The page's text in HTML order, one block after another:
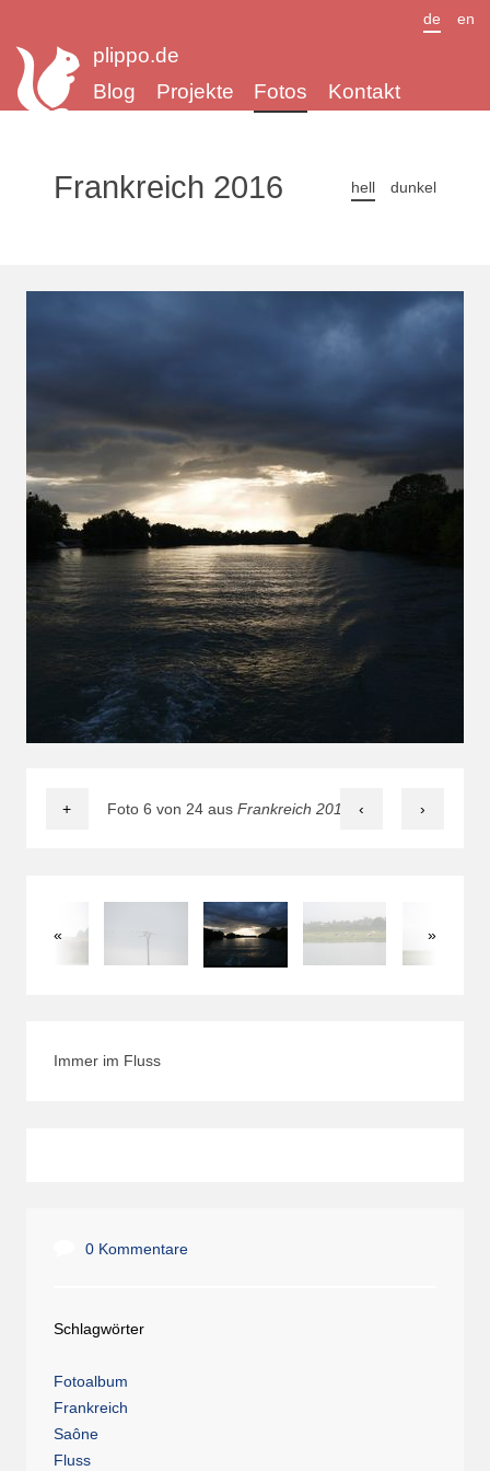
plippo.de
Blog
Projekte Fotos Kontakt
de en
Frankreich 2016 hell dunkel
Foto 6 von 24 aus Frankreich 2016
+ ‹ ›
« »
Immer im Fluss
0 Kommentare
Schlagwörter
Fotoalbum
Frankreich
Saône
Fluss